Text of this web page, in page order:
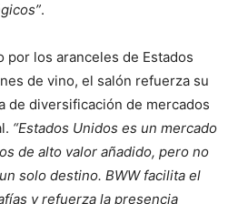
.
por los aranceles de Estados
de vino, el salón refuerza su
de diversificación de mercados
“Estados Unidos es un mercado
de alto valor añadido, pero no
solo destino. BWW facilita el
y refuerza la presencia